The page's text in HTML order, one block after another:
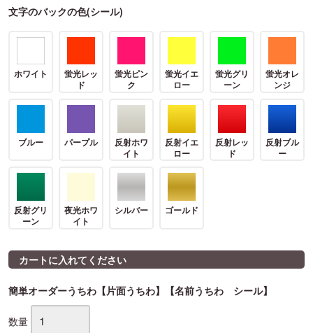
文字のバックの色(シール)
ホワイト
蛍光レッ
ド
蛍光ピン
ク
蛍光イエ
ロー
蛍光グリ
ーン
蛍光オレ
ンジ
ブルー パープル
反射ホワ
イト
反射イエ
ロー
反射レッ
ド
反射ブル
ー
反射グリ
ーン
夜光ホワ
イト
シルバー ゴールド
カートに入れてください
簡単オーダーうちわ【片面うちわ】【名前うちわ シール】
数量